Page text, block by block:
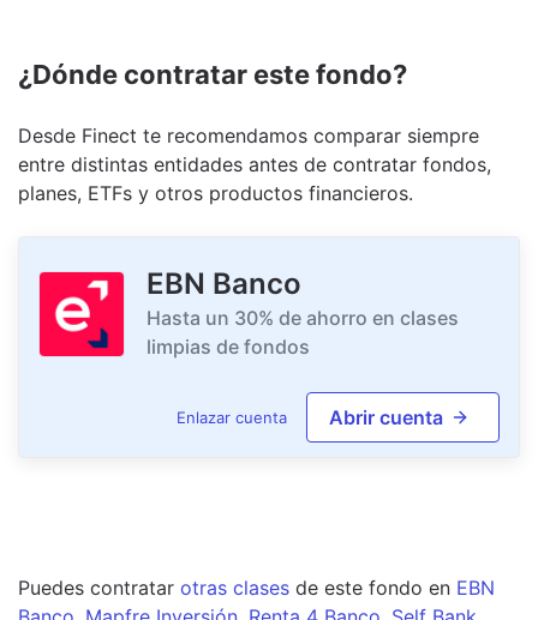
¿Dónde contratar este fondo?
Desde Finect te recomendamos comparar siempre
entre distintas entidades antes de contratar fondos,
planes, ETFs y otros productos financieros.
EBN Banco
Hasta un 30% de ahorro en clases
limpias de fondos
Enlazar cuenta Abrir cuenta
Puedes contratar otras clases de este fondo en EBN